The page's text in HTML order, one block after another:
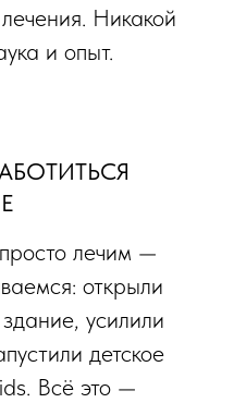
Никакой
и опыт.
лечим —
открыли
усилили
детское
Всё это —